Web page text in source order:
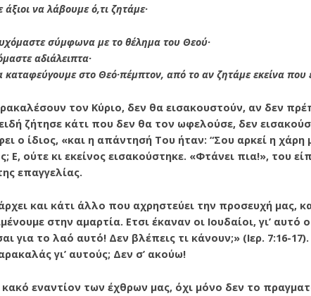
να λάβουμε ό,τι ζητάμε·
σύμφωνα με το θέλημα του Θεού·
αδιάλειπτα·
καταφεύγουμε στο Θεό·πέμπτον, από το αν ζητάμε εκείνα που
τον Κύριο, δεν θα εισακουστούν, αν δεν
ζήτησε κάτι που δεν θα τον ωφελούσε, δεν
ο ίδιος, «και η απάντησή Του ήταν: “Σου αρκεί η χάρη
Ε, ούτε κι εκείνος εισακούστηκε. «Φτά­νει πια!», του
επαγγελίας.
και κάτι άλλο που αχρηστεύει την προσευχή μας,
στην αμαρτία. Ετσι έκαναν οι Ιουδαίοι, γι’
για το λαό αυτό! Δεν βλέπεις τι κάνουν;» (Ιερ. 7:16-
γι’ αυτούς; Δεν σ’ ακούω!
εναντίον των έχθρων μας, όχι μόνο δεν το